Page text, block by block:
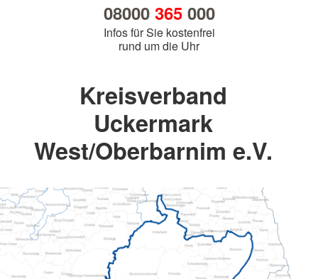
08000 365000
Infos für Sie kostenfrei
rund um die Uhr
Kreisverband
Uckermark
West/Oberbarnim e.V.